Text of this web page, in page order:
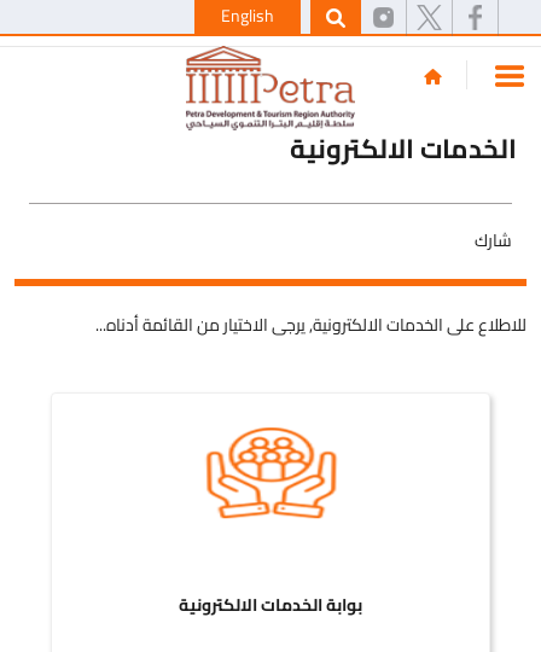
English
الخدمات الالكترونية
شارك
للاطلاع على الخدمات الالكترونية, يرجى الاختيار من القائمة أدناه...
بوابة الخدمات الالكترونية